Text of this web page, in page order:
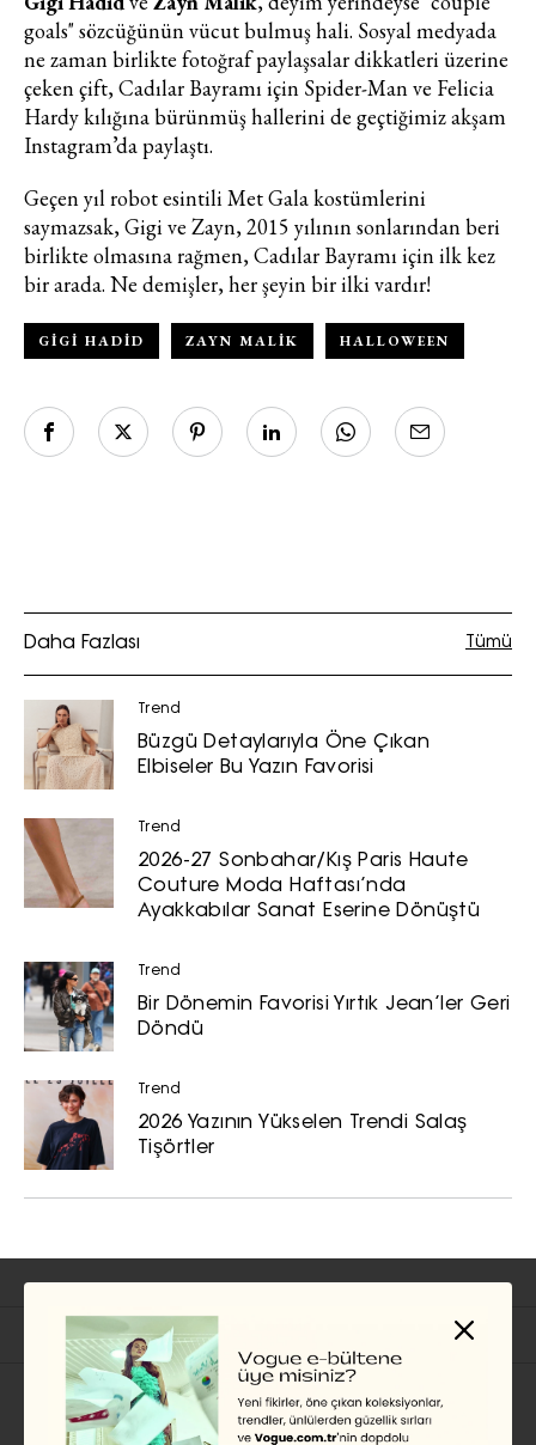
Haftalık E-Bülten
Moda dünyasında neler oluyor? Yeni
fikirler, öne çıkan koleksiyonlar, en
vogue trendler, ünlülerden güzelllik
haberdar olmak için haftalık e-
bültenimize kaydolun.
pazarlama ve kutlama/ temenni
amaçlı her türlü e-bülten/ ticari
elektronik ileti gönderiminin e-posta
yoluyla tarafıma yapılmasına onay
ve bu kapsamda/ amaçla ad/
soyad ve e-posta adresi verilerimin
işlenmesine açık rıza veriyorum.
KAYDET KAPAT
goals" sözcüğünün vücut bulmuş hali. Sosyal medyada
ne zaman birlikte fotoğraf paylaşsalar dikkatleri üzerine
çeken çift, Cadılar Bayramı için Spider-Man ve Felicia
Hardy kılığına bürünmüş hallerini de geçtiğimiz akşam
Instagram’da paylaştı.
Geçen yıl robot esintili Met Gala kostümlerini
saymazsak, Gigi ve Zayn, 2015 yılının sonlarından beri
birlikte olmasına rağmen, Cadılar Bayramı için ilk kez
bir arada. Ne demişler, her şeyin bir ilki vardır!
GIGI HADID ZAYN MALIK HALLOWEEN
Daha Fazlası Tümü
Trend
Büzgü Detaylarıyla Öne Çıkan
Elbiseler Bu Yazın Favorisi
Trend
2026-27 Sonbahar/Kış Paris Haute
Couture Moda Haftası’nda
Ayakkabılar Sanat Eserine Dönüştü
Trend
Bir Dönemin Favorisi Yırtık Jean’ler Geri
Döndü
Trend
2026 Yazının Yükselen Trendi Salaş
Tişörtler
İlgili Başlıklar
SAÇ